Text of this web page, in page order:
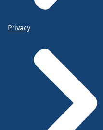
Privacy